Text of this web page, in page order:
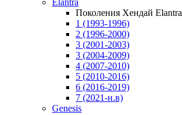
Elantra
Поколения Хендай Elantra
1 (1993-1996)
2 (1996-2000)
3 (2001-2003)
3 (2004-2009)
4 (2007-2010)
5 (2010-2016)
6 (2016-2019)
7 (2021-н.в)
Genesis